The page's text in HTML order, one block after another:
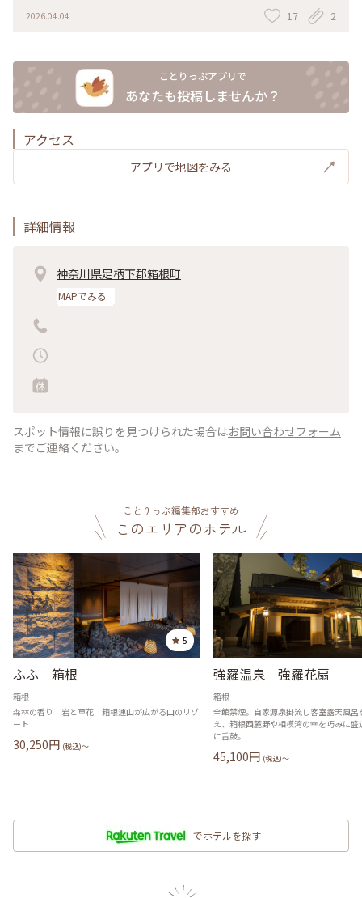
2026.04.04 17 2
ことりっぷアプリで
あなたも投稿しませんか？
アクセス
アプリで地図をみる
詳細情報
神奈川県足柄下郡箱根町
MAPでみる
スポット情報に誤りを見つけられた場合はお問い合わせフォーム
までご連絡ください。
ことりっぷ編集部おすすめ
このエリアのホテル
5
ふふ 箱根
箱根
森林の香り 岩と草花 箱根連山が広がる山のリゾ
ート
30,250円 (税込)〜
強羅温泉 強羅花扇
箱根
全館禁煙。自家源泉掛流し客室露天風呂
え、箱根西麓野や相模湾の幸を巧みに盛
に舌鼓。
45,100円 (税込)〜
でホテルを探す